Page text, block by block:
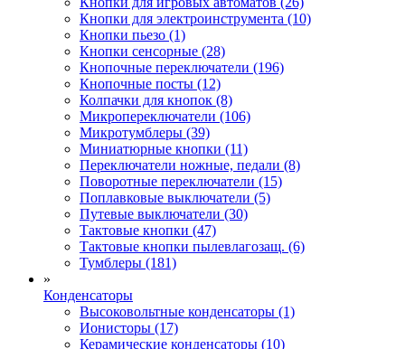
Кнопки для электроинструмента (10)
Кнопки пьезо (1)
Кнопки сенсорные (28)
Кнопочные переключатели (196)
Кнопочные посты (12)
Колпачки для кнопок (8)
Микропереключатели (106)
Микротумблеры (39)
Миниатюрные кнопки (11)
Переключатели ножные, педали (8)
Поворотные переключатели (15)
Поплавковые выключатели (5)
Путевые выключатели (30)
Тактовые кнопки (47)
Тактовые кнопки пылевлагозащ. (6)
Тумблеры (181)
»
Конденсаторы
Высоковольтные конденсаторы (1)
Ионисторы (17)
Керамические конденсаторы (10)